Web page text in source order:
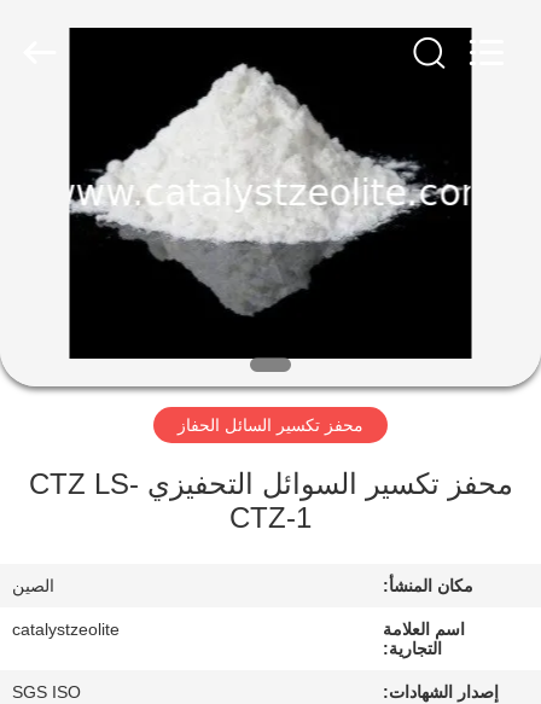
منتجات
جولة
المعمل
جودة
اتصل
محفز تكسير السائل الحفاز
محفز تكسير السوائل التحفيزي CTZ LS-
CTZ-1
مكان المنشأ: الصين
اسم العلامة
التجارية:
catalystzeolite
إصدار الشهادات: SGS ISO